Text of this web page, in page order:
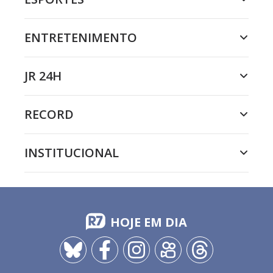
ENTRETENIMENTO
JR 24H
RECORD
INSTITUCIONAL
HOJE EM DIA